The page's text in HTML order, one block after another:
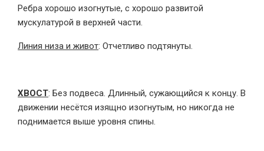
Ребра хорошо изогнутые, с хорошо развитой
мускулатурой в верхней части.
Линия низа и живот: Отчетливо подтянуты.
ХВОСТ: Без подвеса. Длинный, сужающийся к концу. В
движении несётся изящно изогнутым, но никогда не
поднимается выше уровня спины.